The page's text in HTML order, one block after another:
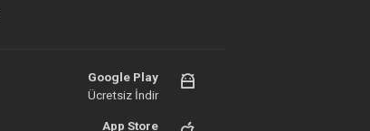
Google Play
Ücretsiz İndir
App Store